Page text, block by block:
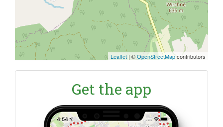
Leaflet | ©OpenStreetMapcontributors
Get the app